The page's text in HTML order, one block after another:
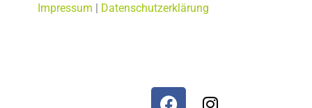
Impressum | Datenschutzerklärung